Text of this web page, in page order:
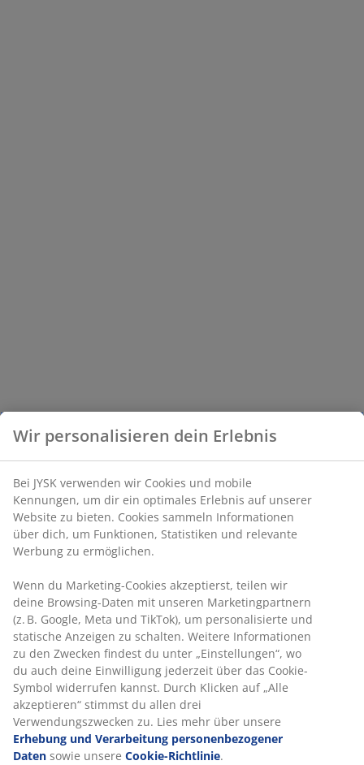
Wir personalisieren dein Erlebnis
Bei JYSK verwenden wir Cookies und mobile
Kennungen, um dir ein optimales Erlebnis auf unserer
Website zu bieten. Cookies sammeln Informationen
über dich, um Funktionen, Statistiken und relevante
Werbung zu ermöglichen.
Wenn du Marketing-Cookies akzeptierst, teilen wir
deine Browsing-Daten mit unseren Marketingpartnern
(z. B. Google, Meta und TikTok), um personalisierte und
statische Anzeigen zu schalten. Weitere Informationen
zu den Zwecken findest du unter „Einstellungen“, wo
du auch deine Einwilligung jederzeit über das Cookie-
Symbol widerrufen kannst. Durch Klicken auf „Alle
akzeptieren“ stimmst du allen drei
Verwendungszwecken zu. Lies mehr über unsere
Erhebung und Verarbeitung personenbezogener
Daten sowie unsere Cookie-Richtlinie.